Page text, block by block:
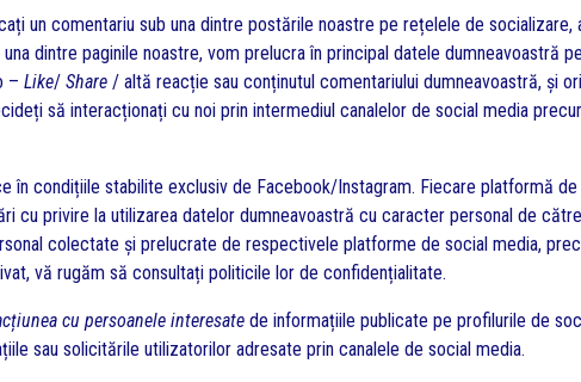
un comentariu sub una dintre postările noastre pe rețelele de socializare,
dintre paginile noastre, vom prelucra în principal datele dumneavoastră
– Like/ Share / altă reacție sau conținutul comentariului dumneavoastră, și
să interacționați cu noi prin intermediul canalelor de social media
condițiile stabilite exclusiv de Facebook/Instagram. Fiecare platformă
cu privire la utilizarea datelor dumneavoastră cu caracter personal de
colectate și prelucrate de respectivele platforme de social media,
vă rugăm să consultați politicile lor de confidențialitate.
cu persoanele interesate de informațiile publicate pe profilurile de
sau solicitările utilizatorilor adresate prin canalele de social media.